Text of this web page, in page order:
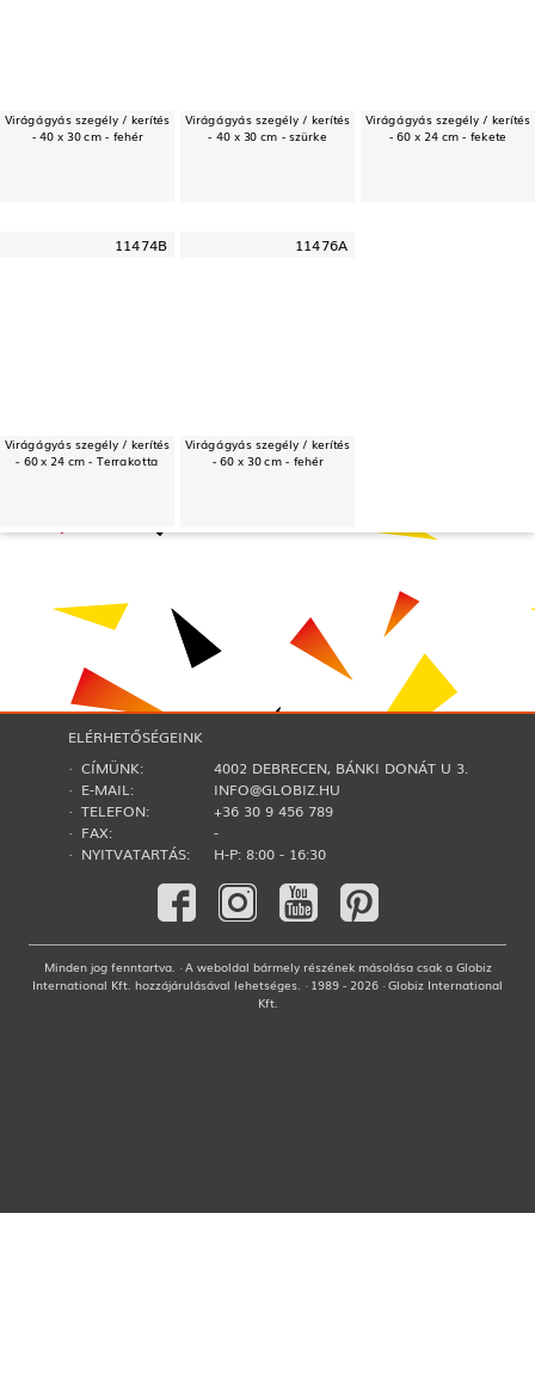
Virágágyás szegély / kerítés
- 40 x 30 cm - fehér
Virágágyás szegély / kerítés
- 40 x 30 cm - szürke
Virágágyás szegély / kerítés
- 60 x 24 cm - fekete
11474B
Virágágyás szegély / kerítés
- 60 x 24 cm - Terrakotta
11476A
Virágágyás szegély / kerítés
- 60 x 30 cm - fehér
ELÉRHETŐSÉGEINK
· CÍMÜNK:
4002 DEBRECEN, BÁNKI DONÁT U 3.
· E-MAIL:
INFO@GLOBIZ.HU
· TELEFON:
+36 30 9 456 789
· FAX:
-
· NYITVATARTÁS:
H-P: 8:00 - 16:30
Minden jog fenntartva. · A weboldal bármely részének másolása csak a Globiz
International Kft. hozzájárulásával lehetséges. · 1989 - 2026 · Globiz International
Kft.